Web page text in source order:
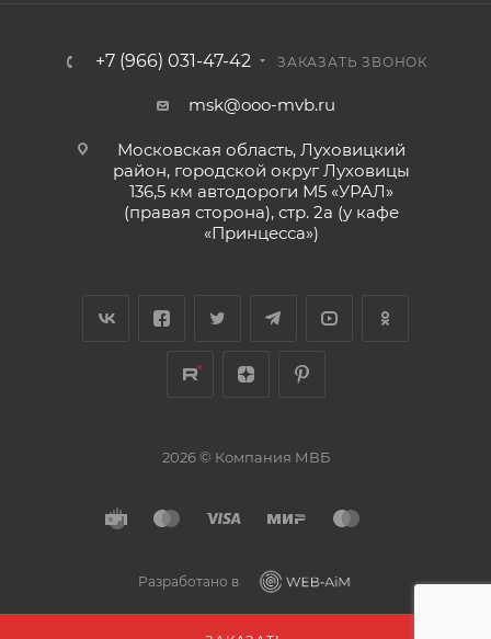
+7 (966) 031-47-42 ЗАКАЗАТЬ ЗВОНОК
msk@ooo-mvb.ru
Московская область, Луховицкий
район, городской округ Луховицы
136,5 км автодороги М5 «УРАЛ»
(правая сторона), стр. 2а (у кафе
«‎Принцесса»)
2026 © Компания МВБ
Разработано в